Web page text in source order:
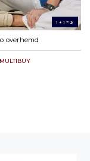
1+1=3
overhemd
MULTIBUY